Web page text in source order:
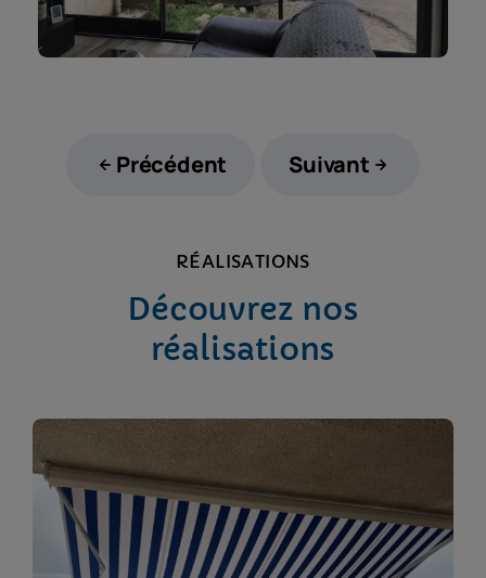
Précédent Suivant
RÉALISATIONS
Découvrez nos
réalisations